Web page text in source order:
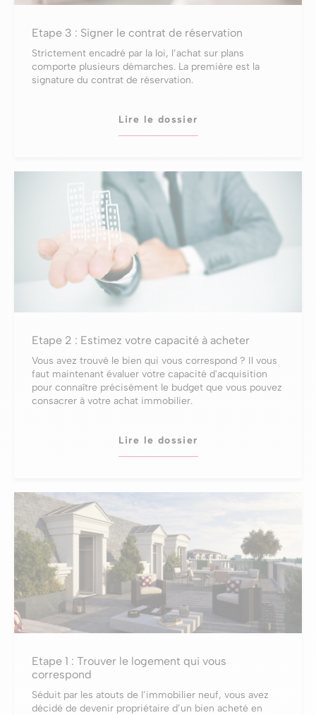
Etape 3 : Signer le contrat de réservation
Strictement encadré par la loi, l’achat sur plans
comporte plusieurs démarches. La première est la
signature du contrat de réservation.
Lire le dossier
Etape 2 : Estimez votre capacité à acheter
Vous avez trouvé le bien qui vous correspond ? Il vous
faut maintenant évaluer votre capacité d'acquisition
pour connaître précisément le budget que vous pouvez
consacrer à votre achat immobilier.
Lire le dossier
Etape 1 : Trouver le logement qui vous
correspond
Séduit par les atouts de l’immobilier neuf, vous avez
décidé de devenir propriétaire d’un bien acheté en